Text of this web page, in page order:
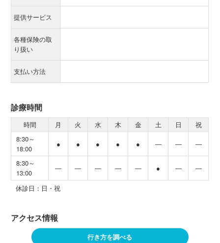
提供サービス
各種保険の取
り扱い
支払い方法
診療時間
時間 月 火 水 木 金 土 日
祝
8:30～
18:00
● ● ● ● ● ― ― ―
8:30～
13:00
― ― ― ― ― ● ― ―
休診日：日・祝
アクセス情報
行き方を調べる